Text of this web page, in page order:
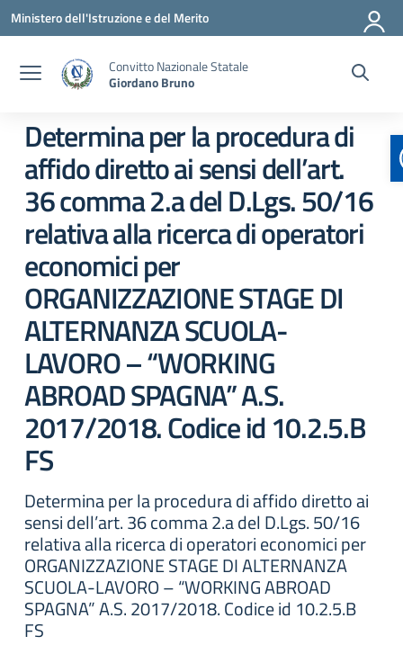
Vai ai contenuti
Vai al menu di navigazione
Vai al footer
Ministero dell'Istruzione e del Merito
Convitto Nazionale Statale
Giordano Bruno
Determina per la procedura di
affido diretto ai sensi dell’art.
36 comma 2.a del D.Lgs. 50/16
relativa alla ricerca di operatori
economici per
ORGANIZZAZIONE STAGE DI
ALTERNANZA SCUOLA-
LAVORO – “WORKING
ABROAD SPAGNA” A.S.
2017/2018. Codice id 10.2.5.B
FS
Determina per la procedura di affido diretto ai
sensi dell’art. 36 comma 2.a del D.Lgs. 50/16
relativa alla ricerca di operatori economici per
ORGANIZZAZIONE STAGE DI ALTERNANZA
SCUOLA-LAVORO – “WORKING ABROAD
SPAGNA” A.S. 2017/2018. Codice id 10.2.5.B
FS